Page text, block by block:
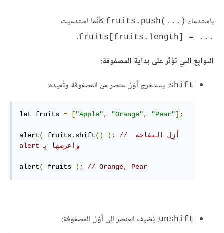
باستدعاء fruits.push(...)‎ كأنّما استدعيت
fruits[fruits.length] = ...‎
.
التوابِع التي تؤثّر على بداية المصفوفة:
shift: يستخرج أوّل عنصر من المصفوفة وتُعيده:
let fruits = ["Apple", "Orange", "Pear"];
alert( fruits. shift() );
// ‫أزِل التفاحة
واعرضها بِ‍ alert
alert( fruits ); // Orange, Pear
unshift: يُضيف العنصر إلى أوّل المصفوفة: